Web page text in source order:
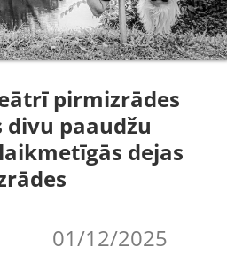
pirmizrādes
divu paaudžu
dejas
01/12/2025